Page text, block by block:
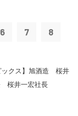
6 7 8